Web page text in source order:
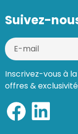
Suivez-
Inscrivez-vous à
offres &